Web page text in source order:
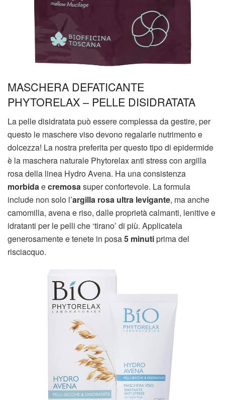
MASCHERA DEFATICANTE
PHYTORELAX – PELLE DISIDRATATA
La pelle disidratata può essere complessa da gestire, per
questo le maschere viso devono regalarle nutrimento e
dolcezza! La nostra preferita per questo tipo di epidermide
è la maschera naturale Phytorelax anti stress con argilla
rosa della linea Hydro Avena. Ha una consistenza
morbidaecremosasuper confortevole. La formula
include non solo l’argilla rosa ultra levigante, ma anche
camomilla, avena e riso, dalle proprietà calmanti, lenitive e
idratanti per le pelli che ‘tirano’ di più. Applicatela
generosamente e tenete in posa5 minutiprima del
risciacquo.